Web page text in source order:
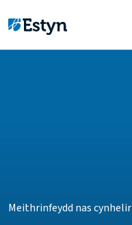
Meithrinfeydd nas cynhelir